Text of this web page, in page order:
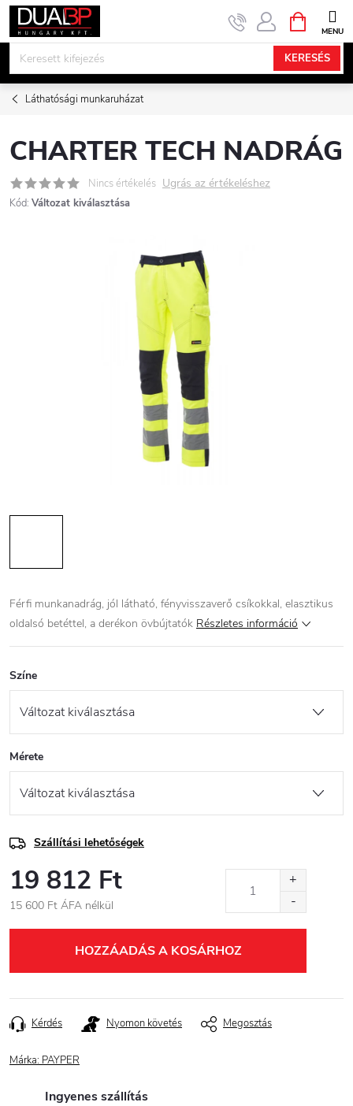
Ugrás
KERESÉS
KOSÁR
Láthatósági munkaruházat
CHARTER TECH NADRÁG
Nincs értékelés Ugrás az értékeléshez
Kód: Változat kiválasztása
Férfi munkanadrág, jól látható, fényvisszaverő csíkokkal, elasztikus
oldalsó betéttel, a derékon övbújtatók Részletes információ
Színe
Mérete
Szállítási lehetőségek
19 812 Ft
15 600 Ft ÁFA nélkül
HOZZÁADÁS A KOSÁRHOZ
Kérdés Nyomon követés Megosztás
Márka: PAYPER
Ingyenes szállítás